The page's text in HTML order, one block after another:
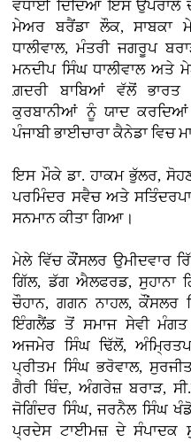
ਵਧਾਈ ਦਿੰਦਿਆਂ ਇਸ ਉਪਰਾਲੇ
ਮੇਅਰ ਬਰੈਂਡਾ ਲੌਕ, ਸਾਬਕਾ
ਧਾਲੀਵਾਲ, ਮੰਤਰੀ ਜਗਰੂਪ
ਮਨਦੀਪ ਸਿੰਘ ਧਾਲੀਵਾਲ ਅਤੇ
ਗ਼ਦਰੀ ਬਾਬਿਆਂ ਵੱਲੋਂ
ਕੁਰਬਾਨੀਆਂ ਨੂੰ ਯਾਦ ਕਰਦਿਆਂ
ਪੰਜਾਬੀ ਭਾਈਚਾਰਾ ਕੈਨੇਡਾ ਵਿਚ
ਇਸ ਮੌਕੇ ਡਾ. ਹਾਕਮ ਭੁੱਲਰ,
ਪਰਮਿੰਦਰ ਸਵੈਚ ਅਤੇ
ਸਨਮਾਨ ਕੀਤਾ ਗਿਆ।
ਮੇਲੇ ਵਿੱਚ ਕੌਂਸਲਰ ਉਮੀਦਵਾਰ
ਗਿੱਲ, ਡੱਗ ਐਲਫਰਡ, ਸੁਹਾਨਾ
ਚੌਹਾਨ, ਗਗਨ ਨਾਹਲ, ਕੌਂਸਲਰ
ਇੰਗਲੈਂਡ ਤੋਂ ਸਮਾਜ ਸੇਵੀ ਮੰਗਤ
ਅਜਮੇਰ ਸਿੰਘ ਢਿੱਲੋਂ,
ਪ੍ਰੀਤਮ ਸਿੰਘ ਭਰੋਵਾਲ,
ਗੈਰੀ ਥਿੰਦ, ਅੰਗਰੇਜ਼ ਬਰਾੜ,
ਜੋਗਿੰਦਰ ਸਿੰਘ, ਜਰਨੈਲ ਸਿੰਘ
ਪ੍ਰਦੇਸ ਟਾਈਮਜ਼ ਦੇ ਸੰਪਾਦਕ